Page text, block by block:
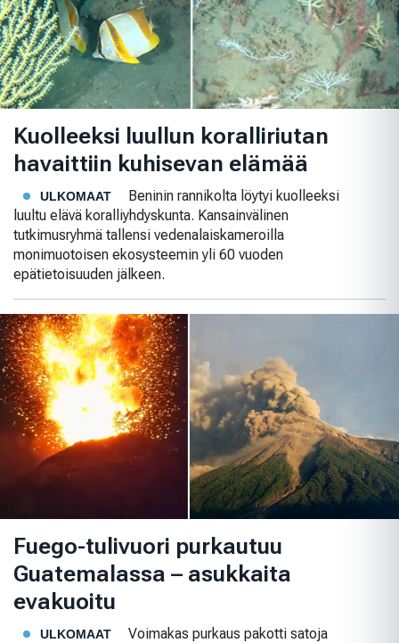
Kuolleeksi luullun koralliriutan
havaittiin kuhisevan elämää
ULKOMAAT
Beninin rannikolta löytyi kuolleeksi
luultu elävä koralliyhdyskunta. Kansainvälinen
tutkimusryhmä tallensi vedenalaiskameroilla
monimuotoisen ekosysteemin yli 60 vuoden
epätietoisuuden jälkeen.
Fuego-tulivuori purkautuu
Guatemalassa – asukkaita
evakuoitu
ULKOMAAT
Voimakas purkaus pakotti satoja